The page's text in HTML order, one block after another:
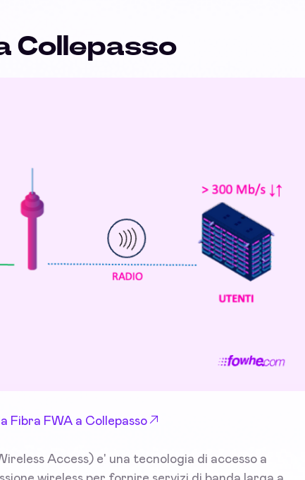
Collepasso
Fibra FWA a Collepasso
Access) e' una tecnologia di accesso a